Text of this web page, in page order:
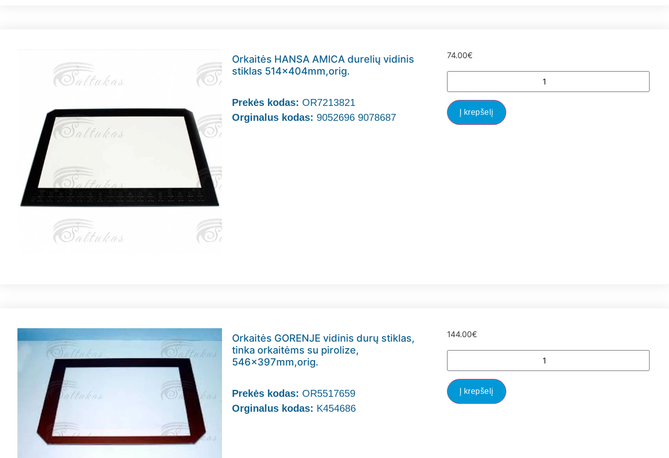
Orkaitės HANSA AMICA durelių vidinis
stiklas 514x404mm,orig.
Prekės kodas: OR7213821
Orginalus kodas: 9052696 9078687
74.00€
Į krepšelį
Orkaitės GORENJE vidinis durų stiklas,
tinka orkaitėms su pirolize,
546x397mm,orig.
Prekės kodas: OR5517659
Orginalus kodas: K454686
144.00€
Į krepšelį